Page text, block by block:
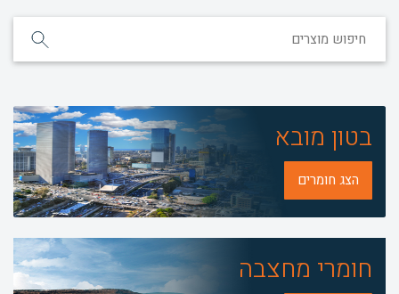
בטון מובא
הצג חומרים
חומרי מחצבה